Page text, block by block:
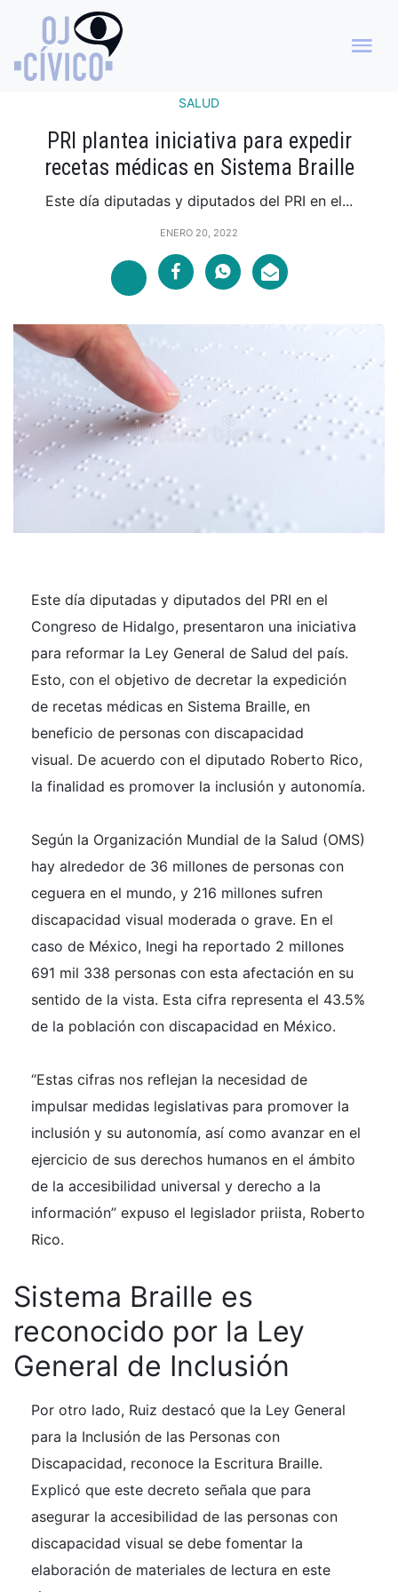
SALUD
PRI plantea iniciativa para expedir
recetas médicas en Sistema Braille
Este día diputadas y diputados del PRI en el...
ENERO 20, 2022
Este día diputadas y diputados del PRI en el
Congreso de Hidalgo, presentaron una iniciativa
para reformar la Ley General de Salud del país.
Esto, con el objetivo de decretar la expedición
de recetas médicas en Sistema Braille, en
beneficio de personas con discapacidad
visual. De acuerdo con el diputado Roberto Rico,
la finalidad es promover la inclusión y autonomía.
Según la Organización Mundial de la Salud (OMS)
hay alrededor de 36 millones de personas con
ceguera en el mundo, y 216 millones sufren
discapacidad visual moderada o grave. En el
caso de México, Inegi ha reportado 2 millones
691 mil 338 personas con esta afectación en su
sentido de la vista. Esta cifra representa el 43.5%
de la población con discapacidad en México.
“Estas cifras nos reflejan la necesidad de
impulsar medidas legislativas para promover la
inclusión y su autonomía, así como avanzar en el
ejercicio de sus derechos humanos en el ámbito
de la accesibilidad universal y derecho a la
información” expuso el legislador priista, Roberto
Rico.
Sistema Braille es
reconocido por la Ley
General de Inclusión
Por otro lado, Ruiz destacó que la Ley General
para la Inclusión de las Personas con
Discapacidad, reconoce la Escritura Braille.
Explicó que este decreto señala que para
asegurar la accesibilidad de las personas con
discapacidad visual se debe fomentar la
elaboración de materiales de lectura en este